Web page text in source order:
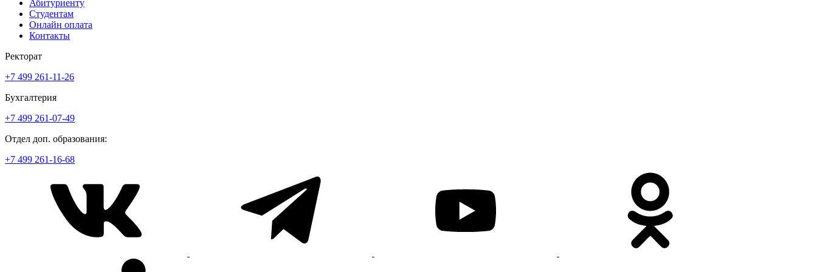
Абитуриенту
Студентам
Онлайн оплата
Контакты
Ректорат
+7 499 261-11-26
Бухгалтерия
+7 499 261-07-49
Отдел доп. образования:
+7 499 261-16-68